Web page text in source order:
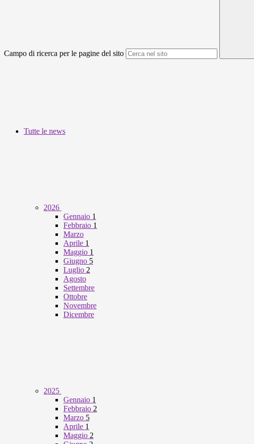
Campo di ricerca per le pagine del sito
Tutte le news
2026
Gennaio 1
Febbraio 1
Marzo
Aprile 1
Maggio 1
Giugno 5
Luglio 2
Agosto
Settembre
Ottobre
Novembre
Dicembre
2025
Gennaio 1
Febbraio 2
Marzo 5
Aprile 1
Maggio 2